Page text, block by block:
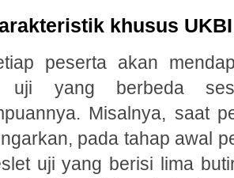
khusus
peserta akan
uji yang berbeda
Misalnya, saat
pada tahap awal
uji yang berisi lima